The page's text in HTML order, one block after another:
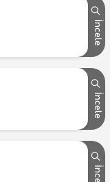
İncele
İncele